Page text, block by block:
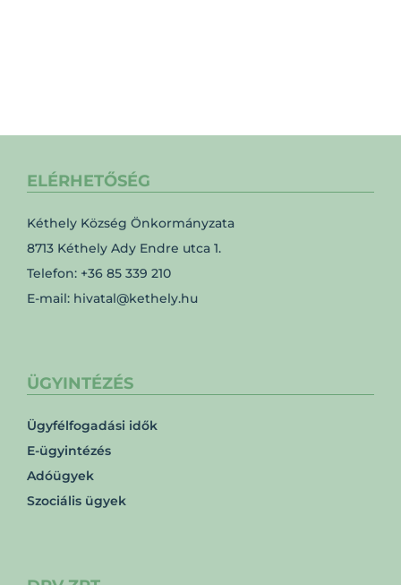
ELÉRHETŐSÉG
Kéthely Község Önkormányzata
8713 Kéthely Ady Endre utca 1.
Telefon: +36 85 339 210
E-mail: hivatal@kethely.hu
ÜGYINTÉZÉS
Ügyfélfogadási idők
E-ügyintézés
Adóügyek
Szociális ügyek